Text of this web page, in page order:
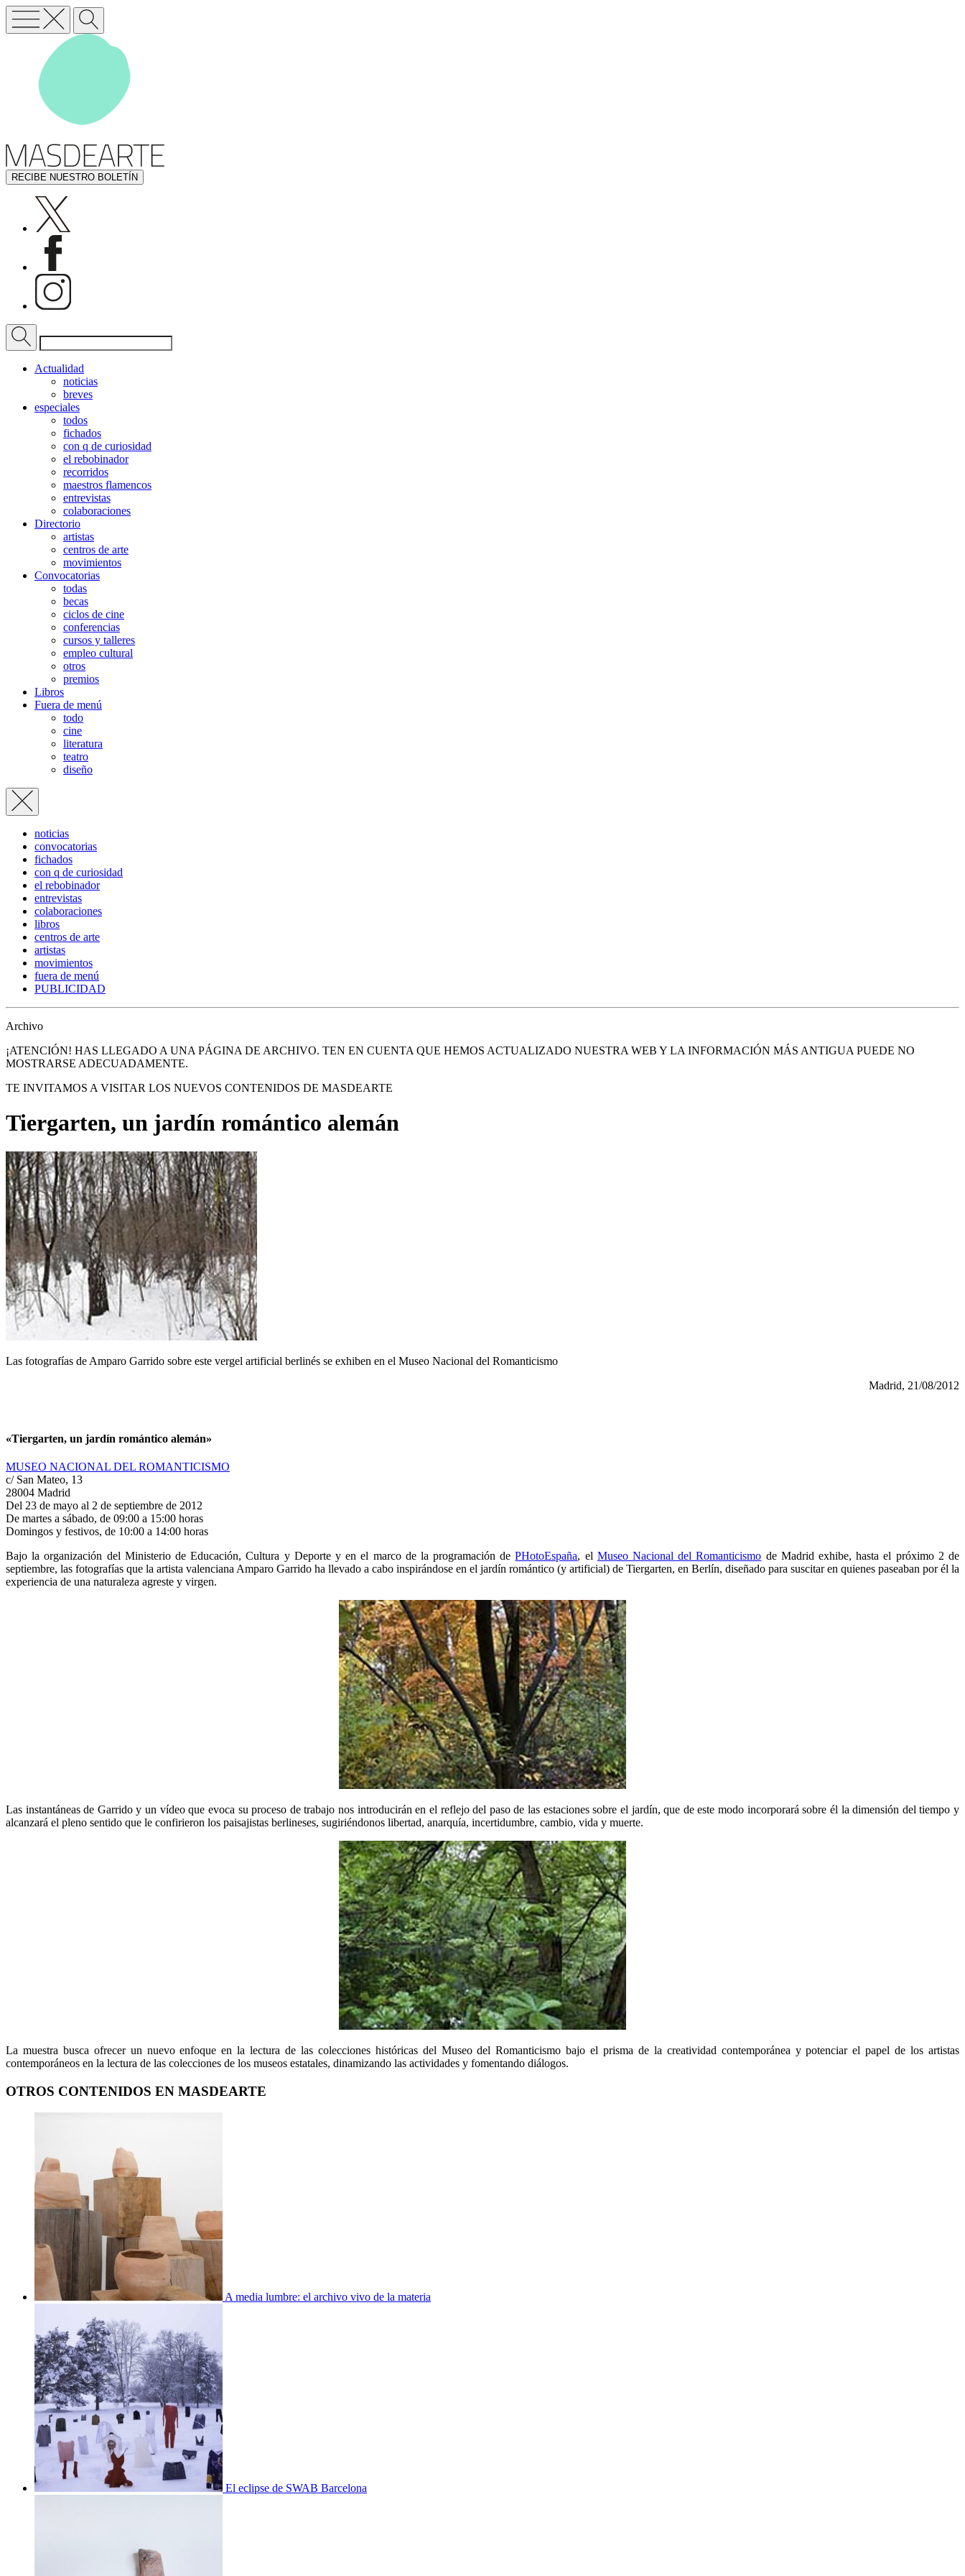
RECIBE NUESTRO BOLETÍN
Actualidad
noticias
breves
especiales
todos
fichados
con q de curiosidad
el rebobinador
recorridos
maestros flamencos
entrevistas
colaboraciones
Directorio
artistas
centros de arte
movimientos
Convocatorias
todas
becas
ciclos de cine
conferencias
cursos y talleres
empleo cultural
otros
premios
Libros
Fuera de menú
todo
cine
literatura
teatro
diseño
noticias
convocatorias
fichados
con q de curiosidad
el rebobinador
entrevistas
colaboraciones
libros
centros de arte
artistas
movimientos
fuera de menú
PUBLICIDAD
Archivo
¡ATENCIÓN! HAS LLEGADO A UNA PÁGINA DE ARCHIVO. TEN EN CUENTA QUE HEMOS ACTUALIZADO NUESTRA WEB Y LA INFORMACIÓN MÁS ANTIGUA PUEDE NO
MOSTRARSE ADECUADAMENTE.
TE INVITAMOS A VISITAR LOS NUEVOS CONTENIDOS DE MASDEARTE
Tiergarten, un jardín romántico alemán
Las fotografías de Amparo Garrido sobre este vergel artificial berlinés se exhiben en el Museo Nacional del Romanticismo
Madrid, 21/08/2012
«Tiergarten, un jardín romántico alemán»
MUSEO NACIONAL DEL ROMANTICISMO
c/ San Mateo, 13
28004 Madrid
Del 23 de mayo al 2 de septiembre de 2012
De martes a sábado, de 09:00 a 15:00 horas
Domingos y festivos, de 10:00 a 14:00 horas
Bajo la organización del Ministerio de Educación, Cultura y Deporte y en el marco de la programación dePHotoEspaña, el Museo Nacional del Romanticismo de Madrid exhibe, hasta el próximo 2 de
septiembre, las fotografías que la artista valenciana Amparo Garrido ha llevado a cabo inspirándose en el jardín romántico (y artificial) de Tiergarten, en Berlín, diseñado para suscitar en quienes paseaban por él la
experiencia de una naturaleza agreste y virgen.
Las instantáneas de Garrido y un vídeo que evoca su proceso de trabajo nos introducirán en el reflejo del paso de las estaciones sobre el jardín, que de este modo incorporará sobre él la dimensión del tiempo y
alcanzará el pleno sentido que le confirieron los paisajistas berlineses, sugiriéndonos libertad, anarquía, incertidumbre, cambio, vida y muerte.
La muestra busca ofrecer un nuevo enfoque en la lectura de las colecciones históricas del Museo del Romanticismo bajo el prisma de la creatividad contemporánea y potenciar el papel de los artistas
contemporáneos en la lectura de las colecciones de los museos estatales, dinamizando las actividades y fomentando diálogos.
OTROS CONTENIDOS EN MASDEARTE
A media lumbre: el archivo vivo de la materia
El eclipse de SWAB Barcelona